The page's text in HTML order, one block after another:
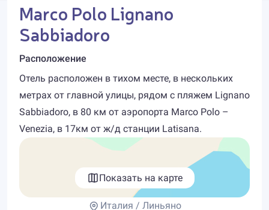
Marco Polo Lignano
Sabbiadoro
Расположение
Отель расположен в тихом месте, в нескольких
метрах от главной улицы, рядом с пляжем Lignano
Sabbiadoro, в 80 км от аэропорта Marco Polo –
Venezia, в 17км от ж/д станции Latisana.
Показать на карте
Италия / Линьяно